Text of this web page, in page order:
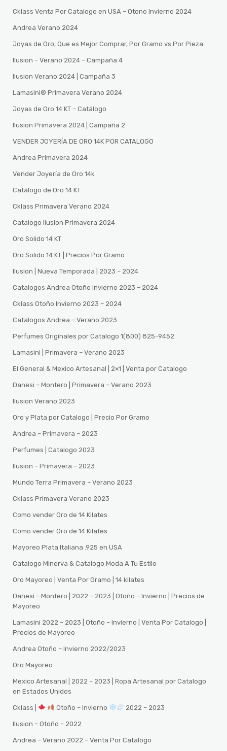
Cklass Venta Por Catalogo en USA – Otono Invierno 2024
Andrea Verano 2024
Joyas de Oro, Que es Mejor Comprar, Por Gramo vs Por Pieza
Ilusion – Verano 2024 – Campaña 4
Ilusion Verano 2024 | Campaña 3
Lamasini®️ Primavera Verano 2024
Joyas de Oro 14 KT – Catálogo
Ilusion Primavera 2024 | Campaña 2
VENDER JOYERÍA DE ORO 14K POR CATALOGO
Andrea Primavera 2024
Vender Joyería de Oro 14k
Catálogo de Oro 14 KT
Cklass Primavera Verano 2024
Catalogo Ilusion Primavera 2024
Oro Solido 14 KT
Oro Solido 14 KT | Precios Por Gramo
Ilusion | Nueva Temporada | 2023 – 2024
Catalogos Andrea Otoño Invierno 2023 – 2024
Cklass Otoño Invierno 2023 – 2024
Catalogos Andrea – Verano 2023
Perfumes Originales por Catalogo 1(800) 825-9452
Lamasini | Primavera – Verano 2023
El General & Mexico Artesanal | 2×1 | Venta por Catalogo
Danesi – Montero | Primavera – Verano 2023
Ilusion Verano 2023
Oro y Plata por Catalogo | Precio Por Gramo
Andrea – Primavera – 2023
Perfumes | Catalogo 2023
Ilusion – Primavera – 2023
Mundo Terra Primavera – Verano 2023
Cklass Primavera Verano 2023
Como vender Oro de 14 Kilates
Como vender Oro de 14 Kilates
Mayoreo Plata Italiana .925 en USA
Catalogo Minerva & Catalogo Moda A Tu Estilo
Oro Mayoreo | Venta Por Gramo | 14 kilates
Danesi – Montero | 2022 – 2023 | Otoño – Invierno | Precios de
Mayoreo
Lamasini 2022 – 2023 | Otoño – Invierno | Venta Por Catalogo |
Precios de Mayoreo
Andrea Otoño – Invierno 2022/2023
Oro Mayoreo
Mexico Artesanal | 2022 – 2023 | Ropa Artesanal por Catalogo
en Estados Unidos
Cklass | Otoño – Invierno 2022 – 2023
Ilusion – Otoño – 2022
Andrea – Verano 2022 – Venta Por Catalogo